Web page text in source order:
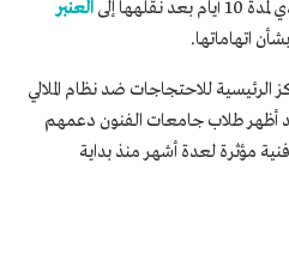
إلى
العنبر
اتهاماتها.
الرئيسية للاحتجاجات ضد نظام الملالي
أظهر طلاب جامعات الفنون دعمهم
مؤثرة لعدة أشهر منذ بداية